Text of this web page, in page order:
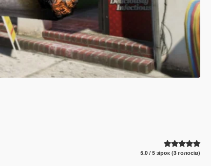
5.0 / 5 зірок (3 голосів)